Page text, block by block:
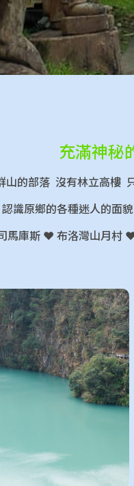
充滿神秘
山的部落 沒有林立高樓
識原鄉的各種迷人的面貌
馬庫斯 ♥ 布洛灣山月村